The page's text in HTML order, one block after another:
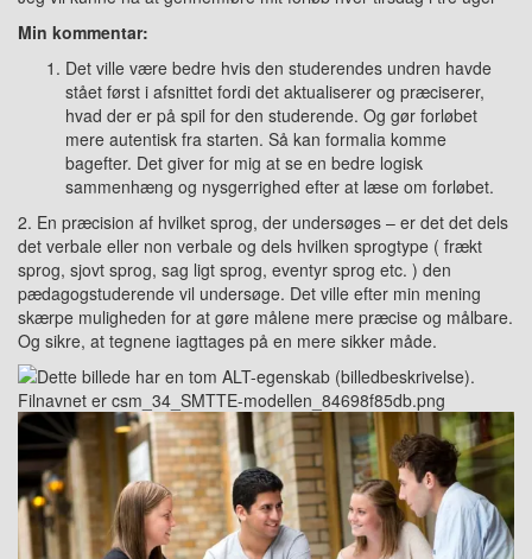
Min kommentar:
Det ville være bedre hvis den studerendes undren havde
stået først i afsnittet fordi det aktualiserer og præciserer,
hvad der er på spil for den studerende. Og gør forløbet
mere autentisk fra starten. Så kan formalia komme
bagefter. Det giver for mig at se en bedre logisk
sammenhæng og nysgerrighed efter at læse om forløbet.
2. En præcision af hvilket sprog, der undersøges – er det det dels
det verbale eller non verbale og dels hvilken sprogtype ( frækt
sprog, sjovt sprog, sag ligt sprog, eventyr sprog etc. ) den
pædagogstuderende vil undersøge. Det ville efter min mening
skærpe muligheden for at gøre målene mere præcise og målbare.
Og sikre, at tegnene iagttages på en mere sikker måde.